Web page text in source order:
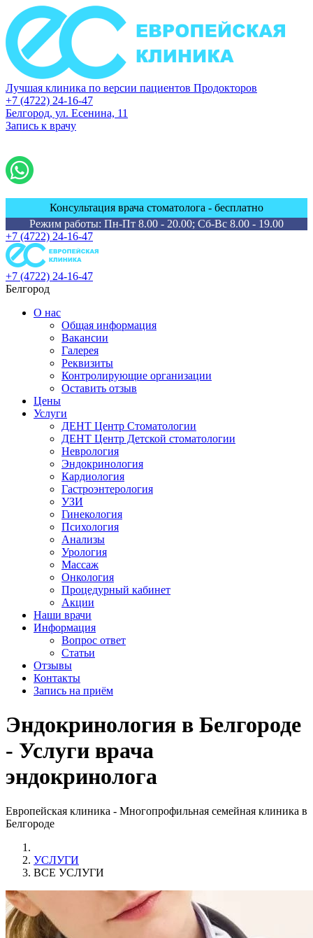
Лучшая клиника по версии пациентов Продокторов
+7 (4722) 24-16-47
Белгород, ул. Есенина, 11
Запись к врачу
Консультация врача стоматолога - бесплатно
Режим работы: Пн-Пт 8.00 - 20.00; Сб-Вс 8.00 - 19.00
+7 (4722) 24-16-47
+7 (4722) 24-16-47
Белгород
О нас
Общая информация
Вакансии
Галерея
Реквизиты
Контролирующие организации
Оставить отзыв
Цены
Услуги
ДЕНТ Центр Стоматологии
ДЕНТ Центр Детской стоматологии
Неврология
Эндокринология
Кардиология
Гастроэнтерология
УЗИ
Гинекология
Психология
Анализы
Урология
Массаж
Онкология
Процедурный кабинет
Акции
Наши врачи
Информация
Вопрос ответ
Статьи
Отзывы
Контакты
Запись на приём
Эндокринология в Белгороде
- Услуги врача
эндокринолога
Европейская клиника - Многопрофильная семейная клиника в
Белгороде
УСЛУГИ
ВСЕ УСЛУГИ